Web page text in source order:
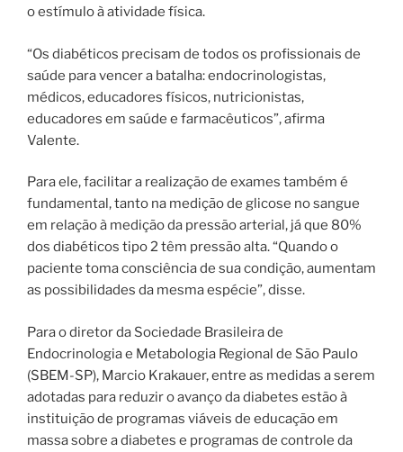
o estímulo à atividade física.
“Os diabéticos precisam de todos os profissionais de
saúde para vencer a batalha: endocrinologistas,
médicos, educadores físicos, nutricionistas,
educadores em saúde e farmacêuticos”, afirma
Valente.
Para ele, facilitar a realização de exames também é
fundamental, tanto na medição de glicose no sangue
em relação à medição da pressão arterial, já que 80%
dos diabéticos tipo 2 têm pressão alta. “Quando o
paciente toma consciência de sua condição, aumentam
as possibilidades da mesma espécie”, disse.
Para o diretor da Sociedade Brasileira de
Endocrinologia e Metabologia Regional de São Paulo
(SBEM-SP), Marcio Krakauer, entre as medidas a serem
adotadas para reduzir o avanço da diabetes estão à
instituição de programas viáveis de educação em
massa sobre a diabetes e programas de controle da